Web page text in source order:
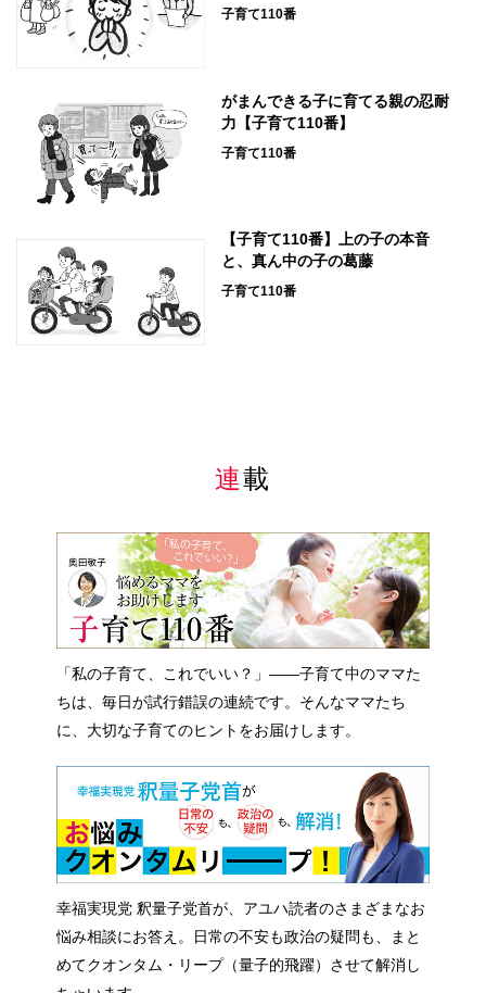
子育て110番
がまんできる子に育てる親の忍耐
力【子育て110番】
子育て110番
【子育て110番】上の子の本音
と、真ん中の子の葛藤
子育て110番
連載
「私の子育て、これでいい？」――子育て中のママた
ちは、毎日が試行錯誤の連続です。そんなママたち
に、大切な子育てのヒントをお届けします。
幸福実現党 釈量子党首が、アユハ読者のさまざまなお
悩み相談にお答え。日常の不安も政治の疑問も、まと
めてクオンタム・リープ（量子的飛躍）させて解消し